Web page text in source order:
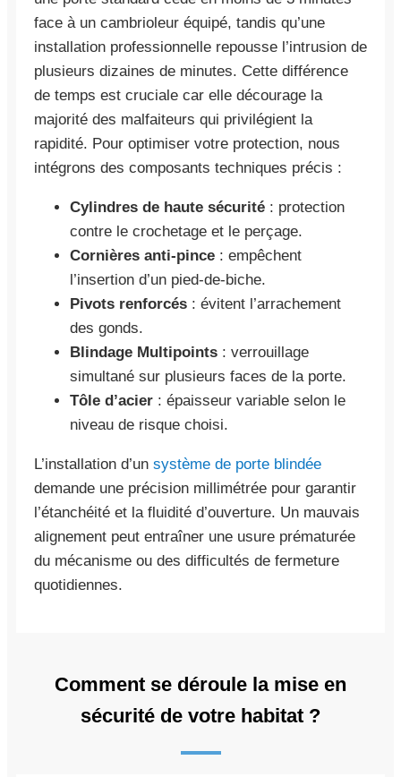
face à un cambrioleur équipé, tandis qu’une
installation professionnelle repousse l’intrusion de
plusieurs dizaines de minutes. Cette différence
de temps est cruciale car elle décourage la
majorité des malfaiteurs qui privilégient la
rapidité. Pour optimiser votre protection, nous
intégrons des composants techniques précis :
Cylindres de haute sécurité : protection
contre le crochetage et le perçage.
Cornières anti-pince : empêchent
l’insertion d’un pied-de-biche.
Pivots renforcés : évitent l’arrachement
des gonds.
Blindage Multipoints : verrouillage
simultané sur plusieurs faces de la porte.
Tôle d’acier : épaisseur variable selon le
niveau de risque choisi.
L’installation d’un système de porte blindée
demande une précision millimétrée pour garantir
l’étanchéité et la fluidité d’ouverture. Un mauvais
alignement peut entraîner une usure prématurée
du mécanisme ou des difficultés de fermeture
quotidiennes.
Comment se déroule la mise en
sécurité de votre habitat ?